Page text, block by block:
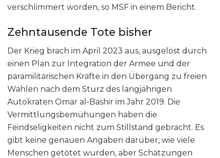
verschlimmert worden, so MSF in einem Bericht.
Zehntausende Tote bisher
Der Krieg brach im April 2023 aus, ausgelöst durch
einen Plan zur Integration der Armee und der
paramilitärischen Kräfte in den Übergang zu freien
Wahlen nach dem Sturz des langjährigen
Autokraten Omar al-Bashir im Jahr 2019. Die
Vermittlungsbemühungen haben die
Feindseligkeiten nicht zum Stillstand gebracht. Es
gibt keine genauen Angaben darüber, wie viele
Menschen getötet wurden, aber Schätzungen